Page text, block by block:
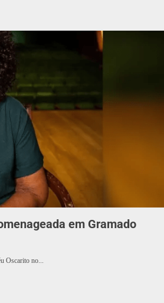
em Gramado
Oscarito no...